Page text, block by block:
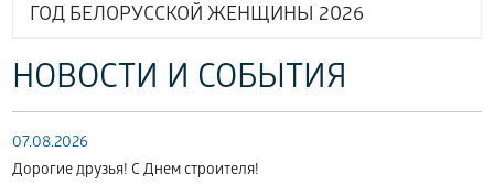
ГОД БЕЛОРУССКОЙ ЖЕНЩИНЫ 2026
НОВОСТИ И СОБЫТИЯ
07.08.2026
Дорогие друзья! С Днем строителя!